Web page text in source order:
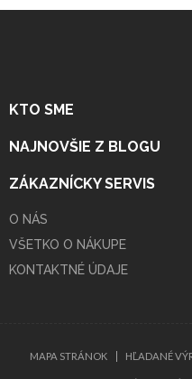
KTO SME
NAJNOVŠIE Z BLOGU
ZÁKAZNÍCKY SERVIS
O NÁS
VŠETKO O NÁKUPE
KONTAKTNÉ ÚDAJE
MAPA STRÁNOK HĽADANÉ